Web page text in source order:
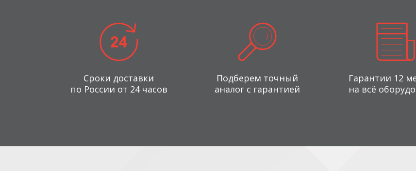
Сроки доставки
по России от 24 часов
Подберем точный
аналог с гарантией
Гарантии 12
на всё